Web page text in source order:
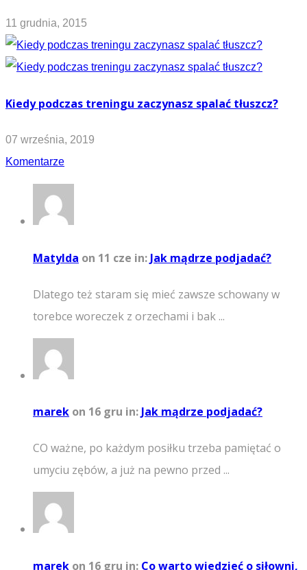
11 grudnia, 2015
Kiedy podczas treningu zaczynasz spalać tłuszcz?
07 września, 2019
Komentarze
Matylda on 11 cze in: Jak mądrze podjadać?
Dlatego też staram się mieć zawsze schowany w
torebce woreczek z orzechami i bak ...
marek on 16 gru in: Jak mądrze podjadać?
CO ważne, po każdym posiłku trzeba pamiętać o
umyciu zębów, a już na pewno przed ...
marek on 16 gru in: Co warto wiedzieć o siłowni,